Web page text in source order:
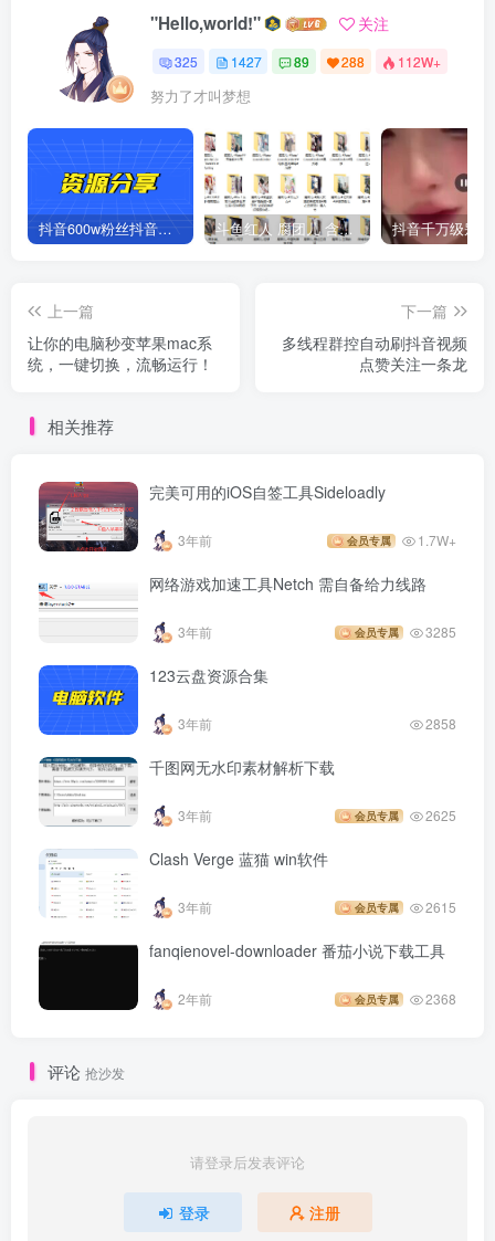
"Hello,world!" 关注
325 1427 89 288 112W+
努力了才叫梦想
抖音600w粉丝抖音网红痞幼一手资料 877P 500M 含私拍 斗鱼红人 腐团儿 含付费 大尺写真 32套
上一篇
让你的电脑秒变苹果mac系
统，一键切换，流畅运行！
下一篇
多线程群控自动刷抖音视频
点赞关注一条龙
相关推荐
完美可用的iOS自签工具Sideloadly
3年前 会员专属 1.7W+
网络游戏加速工具Netch 需自备给力线路
3年前 会员专属 3285
123云盘资源合集
3年前 2858
千图网无水印素材解析下载
3年前 会员专属 2625
Clash Verge 蓝猫 win软件
3年前 会员专属 2615
fanqienovel-downloader 番茄小说下载工具
2年前 会员专属 2368
评论 抢沙发
请登录后发表评论
登录 注册